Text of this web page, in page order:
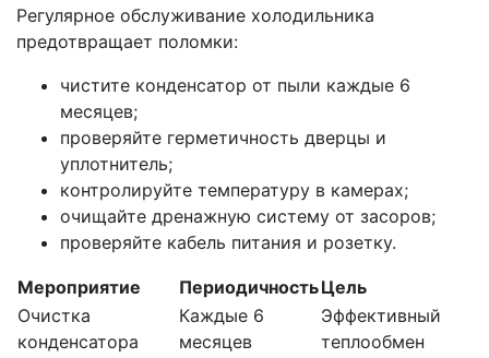
Регулярное обслуживание холодильника
предотвращает поломки:
чистите конденсатор от пыли каждые 6
месяцев;
проверяйте герметичность дверцы и
уплотнитель;
контролируйте температуру в камерах;
очищайте дренажную систему от засоров;
проверяйте кабель питания и розетку.
Мероприятие ПериодичностьЦель
Очистка
конденсатора
Каждые 6
месяцев
Эффективный
теплообмен